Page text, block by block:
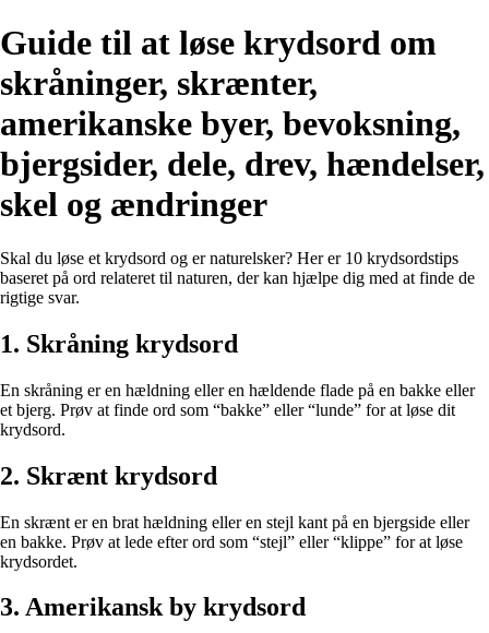
Guide til at løse krydsord om
skråninger, skrænter,
amerikanske byer, bevoksning,
bjergsider, dele, drev, hændelser,
skel og ændringer
Skal du løse et krydsord og er naturelsker? Her er 10 krydsordstips
baseret på ord relateret til naturen, der kan hjælpe dig med at finde de
rigtige svar.
1. Skråning krydsord
En skråning er en hældning eller en hældende flade på en bakke eller
et bjerg. Prøv at finde ord som “bakke” eller “lunde” for at løse dit
krydsord.
2. Skrænt krydsord
En skrænt er en brat hældning eller en stejl kant på en bjergside eller
en bakke. Prøv at lede efter ord som “stejl” eller “klippe” for at løse
krydsordet.
3. Amerikansk by krydsord